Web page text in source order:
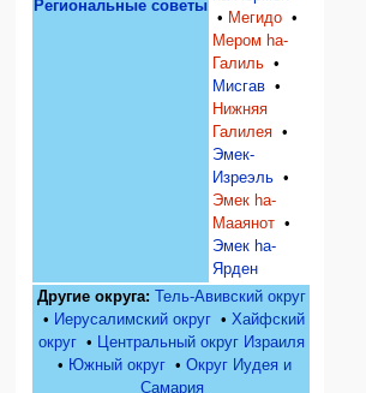
Региональные советы
• Мегидо •
Мером hа-
Галиль •
Мисгав •
Нижняя
Галилея •
Эмек-
Изреэль •
Эмек hа-
Мааянот •
Эмек hа-
Ярден
Другие округа: Тель-Авивский округ
• Иерусалимский округ •Хайфский
округ •
Центральный округ Израиля
• Южный округ• Округ Иудея и
Самария